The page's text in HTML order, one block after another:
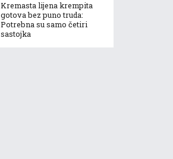
Kremasta lijena krempita
gotova bez puno truda:
Potrebna su samo četiri
sastojka